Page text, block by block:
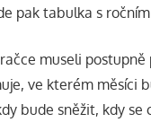
pak tabulka s
museli
ve kterém měsíci
bude sněžit, kdy se